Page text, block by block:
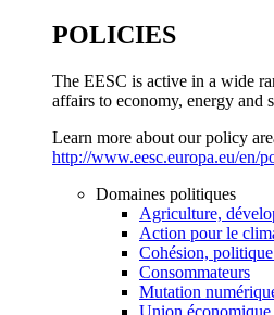
POLICIES
The EESC is active in a wide
affairs to economy, energy and
Learn more about our policy
http://www.eesc.europa.eu/en/
Domaines politiques
Agriculture,
Action pour le
Cohésion,
Consommateurs
Mutation
Union économique